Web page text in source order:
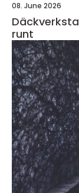
08. June 2026
runt